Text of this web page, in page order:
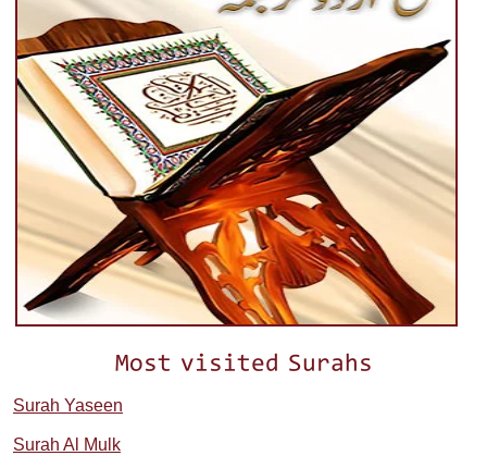
Most visited Surahs
Surah Yaseen
Surah Al Mulk